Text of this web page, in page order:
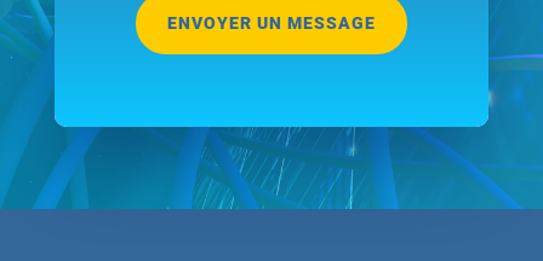
ENVOYER UN MESSAGE